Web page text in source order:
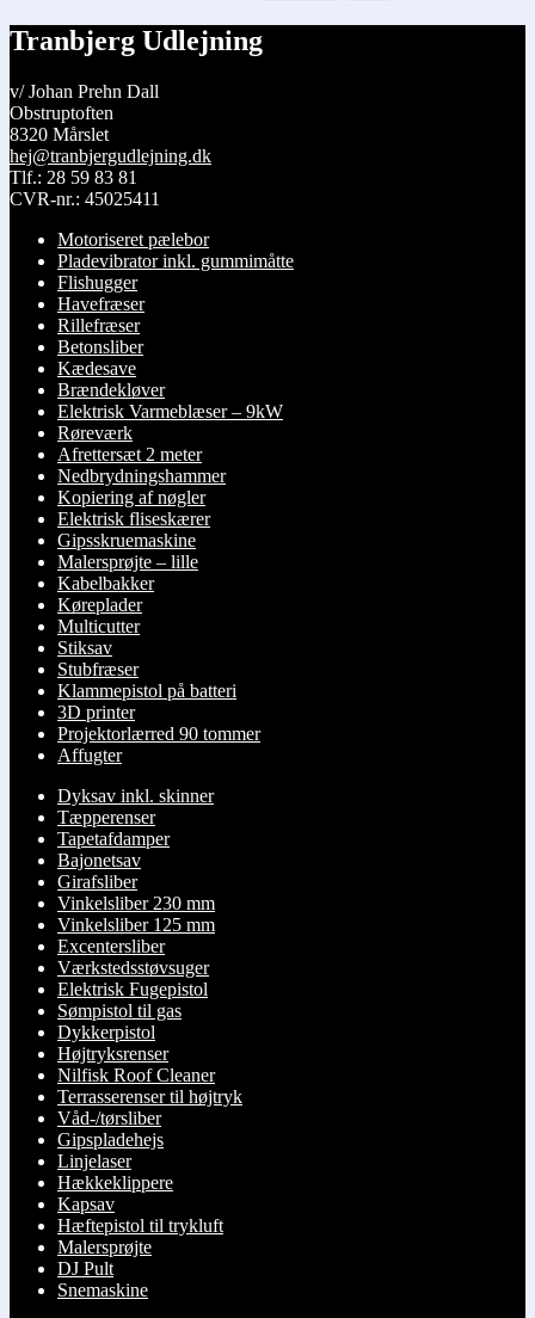
til
399 kr.
har
Tranbjerg Udlejning
v/ Johan Prehn Dall
Obstruptoften
8320 Mårslet
hej@tranbjergudlejning.dk
Tlf.: 28 59 83 81
CVR-nr.: 45025411
Motoriseret pælebor
Pladevibrator inkl. gummimåtte
Flishugger
Havefræser
Rillefræser
Betonsliber
Kædesave
Brændekløver
Elektrisk Varmeblæser – 9kW
Røreværk
Afrettersæt 2 meter
Nedbrydningshammer
Kopiering af nøgler
Elektrisk fliseskærer
Gipsskruemaskine
Malersprøjte – lille
Kabelbakker
Køreplader
Multicutter
Stiksav
Stubfræser
Klammepistol på batteri
3D printer
Projektorlærred 90 tommer
Affugter
Dyksav inkl. skinner
Tæpperenser
Tapetafdamper
Bajonetsav
Girafsliber
Vinkelsliber 230 mm
Vinkelsliber 125 mm
Excentersliber
Værkstedsstøvsuger
Elektrisk Fugepistol
Sømpistol til gas
Dykkerpistol
Højtryksrenser
Nilfisk Roof Cleaner
Terrasserenser til højtryk
Våd-/tørsliber
Gipspladehejs
Linjelaser
Hækkeklippere
Kapsav
Hæftepistol til trykluft
Malersprøjte
DJ Pult
Snemaskine